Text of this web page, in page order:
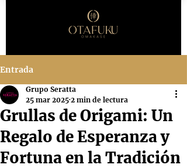
Entrada
Grullas de Origami: Un
Regalo de Esperanza y
Fortuna en la Tradición
Grupo Seratta
25 mar 2025 2 min de lectura